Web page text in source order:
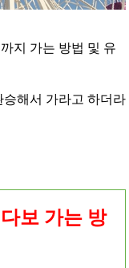
지 가는 방법 및 유
해서 가라고 하더라
보 가는 방